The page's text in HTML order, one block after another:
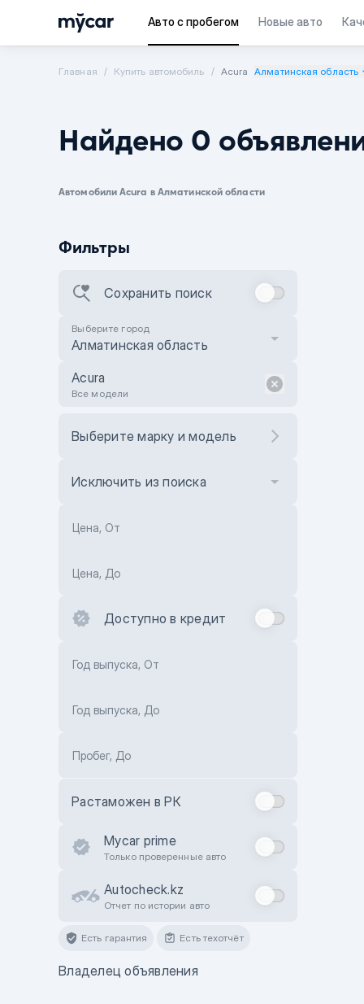
Авто с пробегом Новые авто
Главная Купить автомобиль Acura Алматинская область
Найдено 0
Автомобили Acura в Алматинской области
Фильтры
Сохранить поиск
Выберите город
Алматинская область
Acura
Все модели
Выберите марку и модель
Исключить из поиска
Цена, От
Цена, До
Доступно в кредит
Год выпуска, От
Год выпуска, До
Пробег, До
Растаможен в РК
Mycar prime
Только проверенные авто
Autocheck.kz
Отчет по истории авто
Есть гарантия Есть техотчёт
Владелец объявления